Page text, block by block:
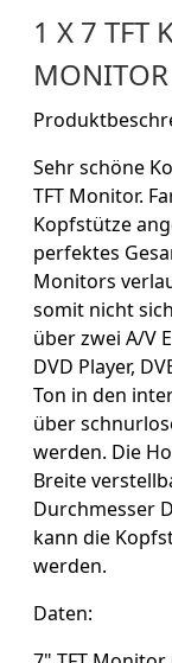
1 X 7 TFT
Sehr schöne
TFT Monitor.
Kopfstütze
perfektes
Monitors
somit nicht
über zwei A/V
DVD Player,
Ton in den
über
werden. Die
Breite
Durchmesser
kann die
werden.
Daten: